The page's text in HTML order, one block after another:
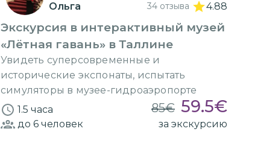
Ольга 34 отзыва 4.88
Экскурсия в интерактивный музей
«Лётная гавань» в Таллине
Увидеть суперсовременные и
исторические экспонаты, испытать
симуляторы в музее-гидроаэропорте
1.5 часа
85€ 59.5€
до 6 человек за экскурсию